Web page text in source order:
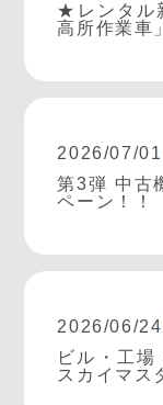
★レンタル
高所作業車」
2026/07/01
第3弾 中古
ペーン！！
2026/06/24
ビル・工場
スカイマス